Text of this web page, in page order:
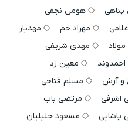
هومن نجفی
مهراد جم
مهدیار
مهدی شریفی
معین زد
و آرش
مسلم فتاحی
اشرفی
مرتضی باب
پاشایی
مسعود جلیلیان